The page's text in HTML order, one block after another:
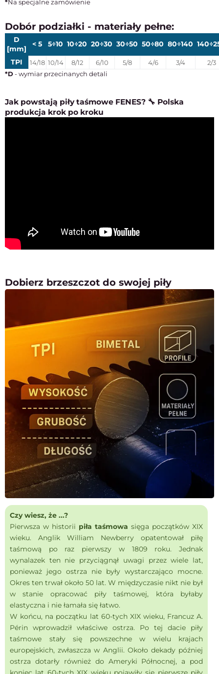
*Na specjalne zamówienie
Dobór podziałki - materiały pełne:
D
[mm]
< 5 5÷10 10÷20 20÷30 30÷50 50÷80 80÷140
TPI 14/18 10/14 8/12 6/10 5/8 4/6 3/4
2/3
*D- wymiar przecinanych detali
Jak powstają piły taśmowe FENES? 🔧 Polska
produkcja krok po kroku
Dobierz brzeszczot do swojej piły
Czy wiesz, że ...?
Pierwsza w historii piła taśmowa sięga początków XIX
wieku. Anglik William Newberry opatentował piłę
taśmową po raz pierwszy w 1809 roku. Jednak
wynalazek ten nie przyciągnął uwagi przez wiele lat,
ponieważ jego ostrza nie były wystarczająco mocne.
Okres ten trwał około 50 lat. W międzyczasie nikt nie był
w stanie opracować piły taśmowej, która byłaby
elastyczna i nie łamała się łatwo.
W końcu, na początku lat 60-tych XIX wieku, Francuz A.
Périn wprowadził właściwe ostrza. Po tej dacie piły
taśmowe stały się powszechne w wielu krajach
europejskich, zwłaszcza w Anglii. Około dekady później
ostrza dotarły również do Ameryki Północnej, a pod